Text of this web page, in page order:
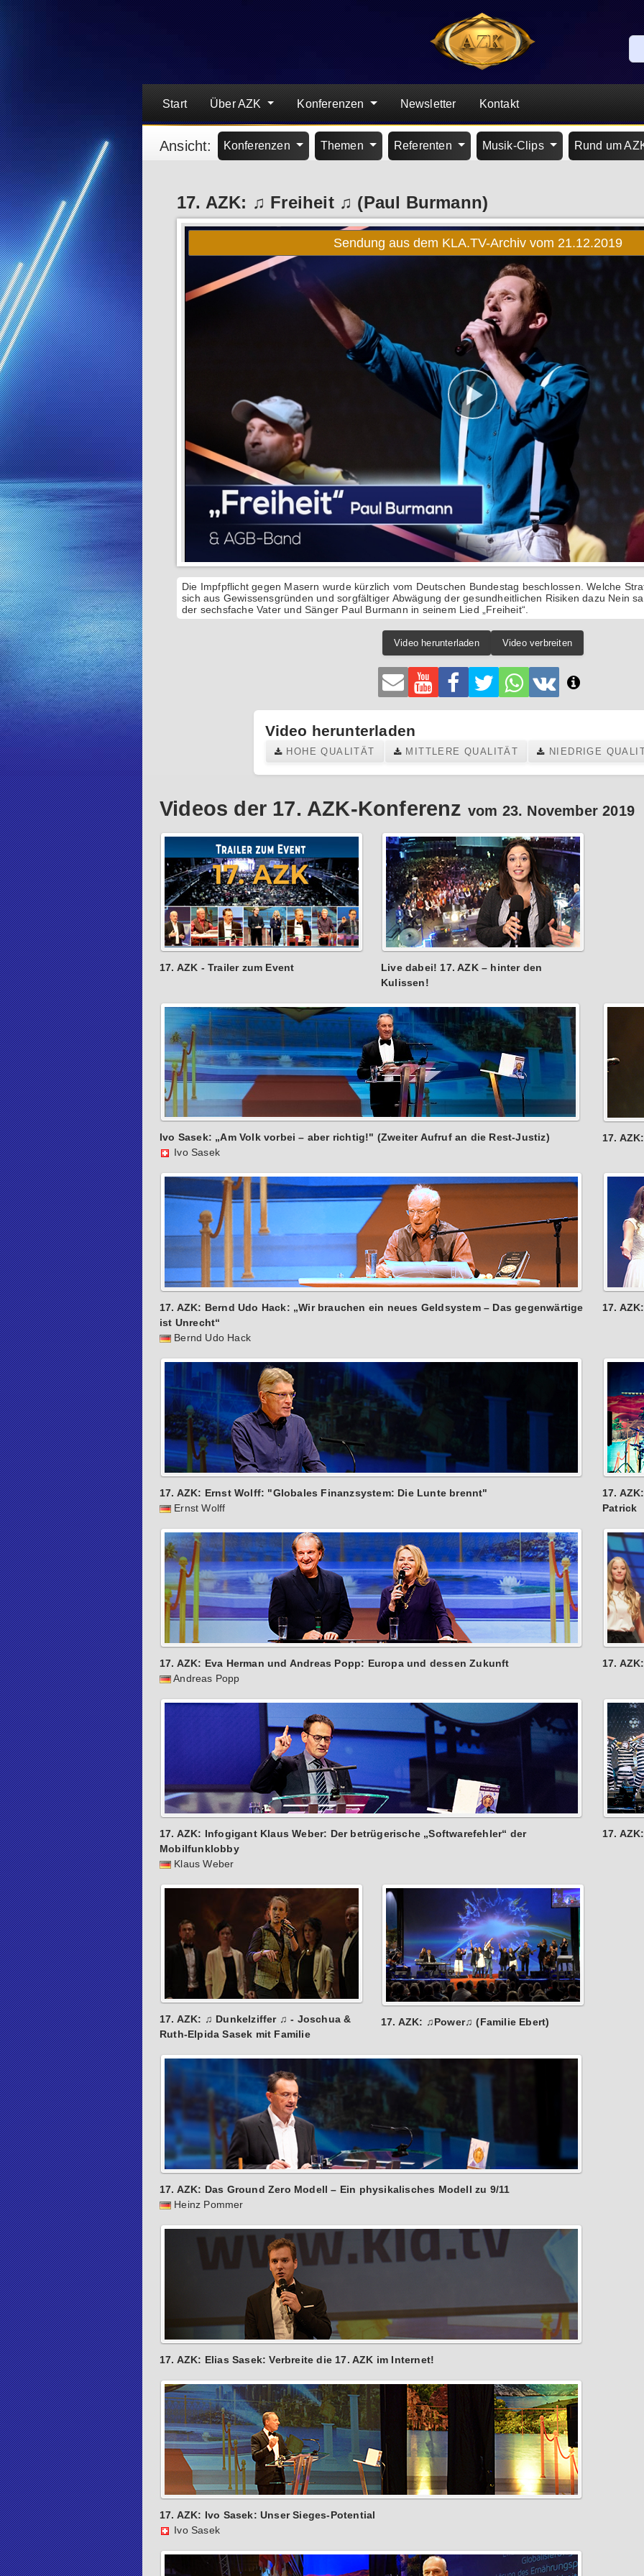
Start Über AZK Konferenzen Newsletter Kontakt
Ansicht: Konferenzen Themen Referenten Musik-Clips Rund um
17. AZK: ♫ Freiheit ♫ (Paul Burmann)
Die Impfpflicht gegen Masern wurde kürzlich vom Deutschen Bundestag beschlossen. Welche
sich aus Gewissensgründen und sorgfältiger Abwägung der gesundheitlichen Risiken dazu Nein
der sechsfache Vater und Sänger Paul Burmann in seinem Lied „Freiheit“.
Video herunterladen Video verbreiten
Video herunterladen
HOHE QUALITÄT MITTLERE QUALITÄT NIEDRIGE
Videos der 17. AZK-Konferenz vom 23. November 2019
17. AZK - Trailer zum Event
Live dabei! 17. AZK – hinter den
Kulissen!
Ivo Sasek: „Am Volk vorbei – aber richtig!" (Zweiter Aufruf an die Rest-Justiz)
Ivo Sasek
17.
17. AZK: Bernd Udo Hack: „Wir brauchen ein neues Geldsystem – Das gegenwärtige
ist Unrecht“
Bernd Udo Hack
17.
17. AZK: Ernst Wolff: "Globales Finanzsystem: Die Lunte brennt"
Ernst Wolff
17.
Patrick
17. AZK: Eva Herman und Andreas Popp: Europa und dessen Zukunft
Andreas Popp
17.
17. AZK: Infogigant Klaus Weber: Der betrügerische „Softwarefehler“ der
Mobilfunklobby
Klaus Weber
17.
17. AZK: ♫ Dunkelziffer ♫ - Joschua &
Ruth-Elpida Sasek mit Familie
17. AZK: ♫Power♫ (Familie Ebert)
17. AZK: Das Ground Zero Modell – Ein physikalisches Modell zu 9/11
Heinz Pommer
17. AZK: Elias Sasek: Verbreite die 17. AZK im Internet!
17. AZK: Ivo Sasek: Unser Sieges-Potential
Ivo Sasek